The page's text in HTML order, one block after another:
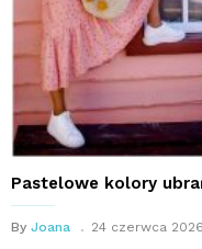
Pastelowe kolory
By Joana 24 czerwca 2026